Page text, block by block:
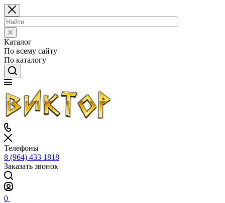
Каталог
По всему сайту
По каталогу
Телефоны
8 (964) 433 1818
Заказать звонок
0